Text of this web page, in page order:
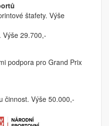
štafety. Výše
Výše 29.700,-
podpora pro Grand Prix
činnost. Výše 50.000,-